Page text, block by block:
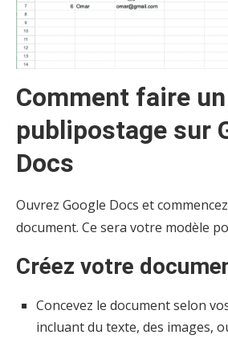
Comment faire un
publipostage sur
Docs
Ouvrez Google Docs et
document. Ce sera votre modèle
Créez votre
Concevez le document selon
incluant du texte, des images,